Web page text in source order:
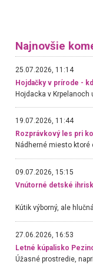
Najnovšie
25.07.2026, 11:14
Hojdačky v prírode -
19.07.2026, 11:44
Rozprávkový les pri
09.07.2026, 15:15
Vnútorné detské
27.06.2026, 16:53
Letné kúpalisko